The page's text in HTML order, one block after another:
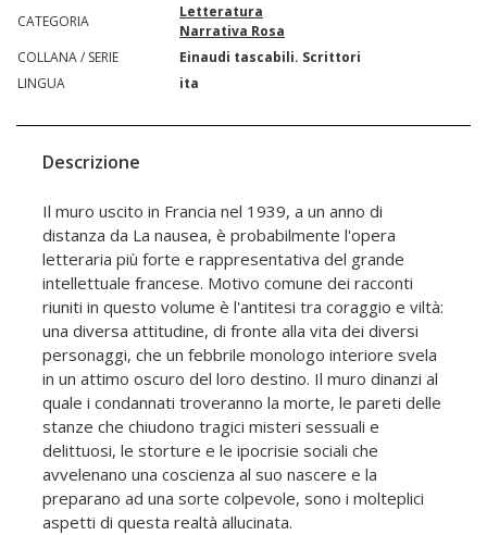
CATEGORIA
Letteratura
Narrativa Rosa
COLLANA / SERIE
Einaudi tascabili. Scrittori
LINGUA
ita
Descrizione
Il muro uscito in Francia nel 1939, a un anno di
distanza da La nausea, è probabilmente l'opera
letteraria più forte e rappresentativa del grande
intellettuale francese. Motivo comune dei racconti
riuniti in questo volume è l'antitesi tra coraggio e viltà:
una diversa attitudine, di fronte alla vita dei diversi
personaggi, che un febbrile monologo interiore svela
in un attimo oscuro del loro destino. Il muro dinanzi al
quale i condannati troveranno la morte, le pareti delle
stanze che chiudono tragici misteri sessuali e
delittuosi, le storture e le ipocrisie sociali che
avvelenano una coscienza al suo nascere e la
preparano ad una sorte colpevole, sono i molteplici
aspetti di questa realtà allucinata.